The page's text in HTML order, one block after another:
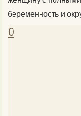
беременность и
0